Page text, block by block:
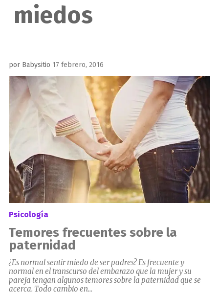
miedos
por Babysitio Publicado
el
17 febrero, 2016
Psicología
Temores frecuentes sobre la
paternidad
¿Es normal sentir miedo de ser padres? Es frecuente y
normal en el transcurso del embarazo que la mujer y su
pareja tengan algunos temores sobre la paternidad que se
acerca. Todo cambio en...